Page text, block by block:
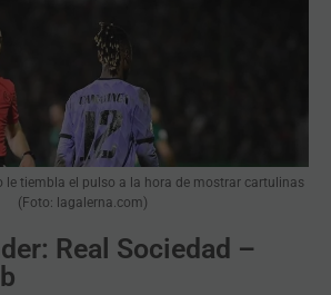
le tiembla el pulso a la hora de mostrar cartulinas
(Foto: lagalerna.com)
Real Sociedad –